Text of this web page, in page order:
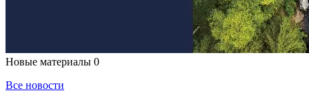
Новые материалы 0
Все новости